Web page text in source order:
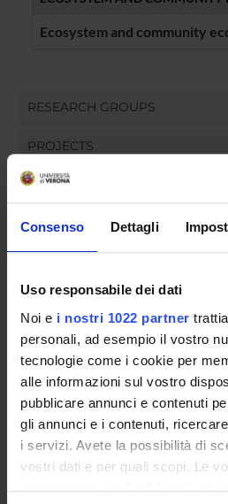
Consenso Dettagli
Uso responsabile dei dati
Noi e i nostri 1022 partner
personali, ad esempio il vostro
tecnologie come i cookie per
alle informazioni sul vostro
pubblicare annunci e contenuti
gli annunci e i contenuti,
i servizi. Avete la possibilità di
vostri dati e per quali scopi. Le
privacy sono applicabili solo su
Ecosystem and community
RESEARCH GROUPS
PROJECTS
ACTIVITIES
RESEARCH AREAS
Biochimica e Biologia
Biodiversità ed Ecologia
Bioinformatica e Biologia
Biologia cellulare, Biologia
rigenerazione cellulare,
Resistenza alle terapie
Biologia, fisiologia e
Biotecnologie ambientali: